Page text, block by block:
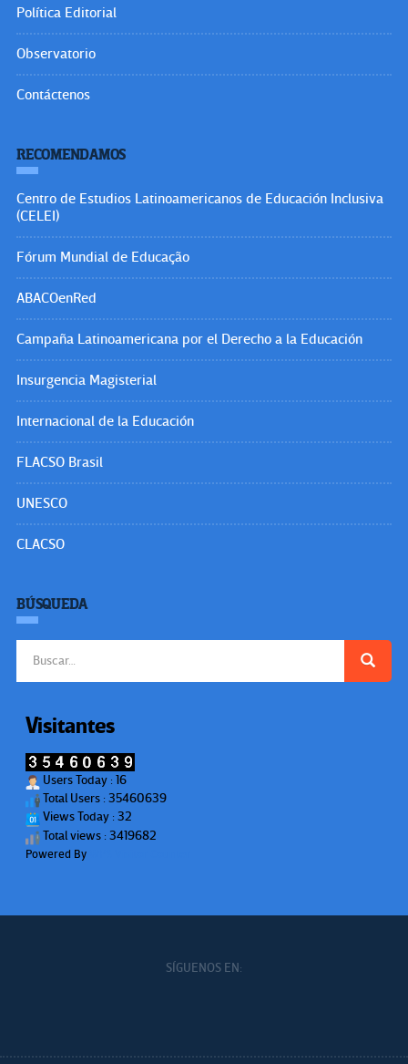
Política Editorial
Observatorio
Contáctenos
RECOMENDAMOS
Centro de Estudios Latinoamericanos de Educación Inclusiva
(CELEI)
Fórum Mundial de Educação
ABACOenRed
Campaña Latinoamericana por el Derecho a la Educación
Insurgencia Magisterial
Internacional de la Educación
FLACSO Brasil
UNESCO
CLACSO
BÚSQUEDA
Visitantes
Users Today : 16
Total Users : 35460639
Views Today : 32
Total views : 3419682
Powered By
SÍGUENOS EN: